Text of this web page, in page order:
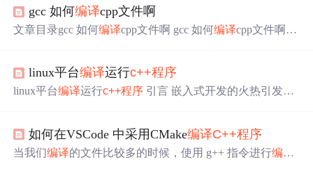
建立func.h文件和func.cpp文件。在Shell中输入 vi func.h 建
立func.h文件。在func.h中输入 void greet(); 在vi中使用:wq命
gcc 如何编译cpp文件啊
文章目录gcc 如何编译cpp文件啊 gcc 如何编译cpp文件啊 /*
一些东西啊 那我链接到标准C++
++
这样成功了哦 ..
linux平台编译运行c++程序
linux平台编译运行c++程序 引言 嵌入式开发的火热引发了
程与Windows下差别不大 1.编写.cpp文件，C++代码都在里
面； 2.可能还有一些.h文件之类的支持文件，这些文件一
如何在VSCode 中采用CMake编译C++程序
当我们编译的文件比较多的时候，使用 g++ 指令进行编译